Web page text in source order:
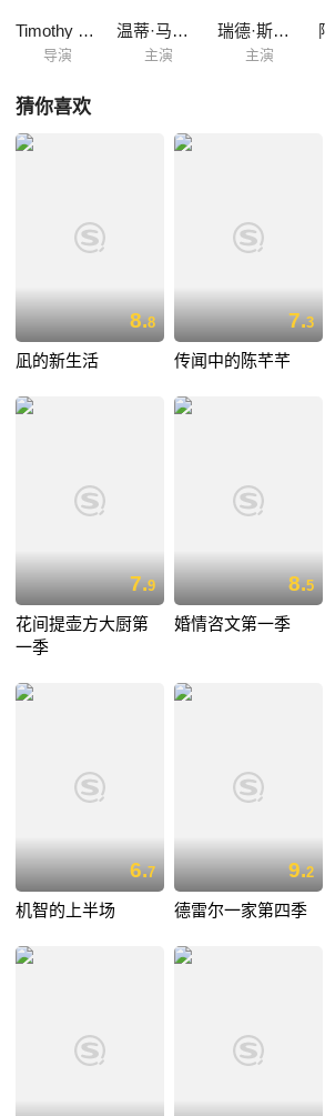
Timothy Busfield
导演
温蒂·马力克
主演
瑞德·斯科特
主演
猜你喜欢
8.8
凪的新生活
7.3
传闻中的陈芊芊
7.9
花间提壶方大厨第
一季
8.5
婚情咨文第一季
6.7
机智的上半场
9.2
德雷尔一家第四季